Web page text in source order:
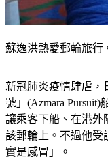
新冠肺炎疫情肆虐，
號」(Azmara
讓乘客下船、在港外
該郵輪上。不過他受